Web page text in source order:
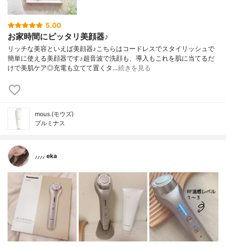
5.00
お家時間にピッタリ美顔器♪
リッチな美容といえば美顔器♪こちらはコードレスでスタイリッシュで
簡単に使える美顔器です♪超音波で洗顔も、導入もこれを肌に当てるだ
けで美肌ケア◎充電も立てて置くタ…続きを見る
mous.(モウズ)
プルミナス
⸝⸝⸝⸝ eka